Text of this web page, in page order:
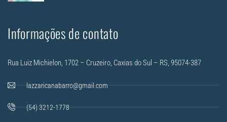
Informações de contato
Rua Luiz Michielon, 1702 – Cruzeiro, Caxias do Sul – RS, 95074-387
lazzaricanabarro@gmail.com
(54) 3212-1778